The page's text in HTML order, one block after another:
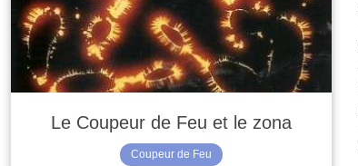
Le Coupeur de Feu et le zona
Coupeur de Feu